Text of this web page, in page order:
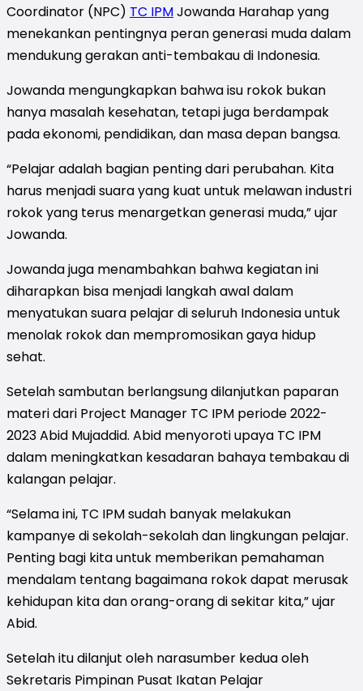
Coordinator (NPC) TC IPMJowanda Harahap yang
menekankan pentingnya peran generasi muda dalam
mendukung gerakan anti-tembakau di Indonesia.
Jowanda mengungkapkan bahwa isu rokok bukan
hanya masalah kesehatan, tetapi juga berdampak
pada ekonomi, pendidikan, dan masa depan bangsa.
“Pelajar adalah bagian penting dari perubahan. Kita
harus menjadi suara yang kuat untuk melawan industri
rokok yang terus menargetkan generasi muda,” ujar
Jowanda.
Jowanda juga menambahkan bahwa kegiatan ini
diharapkan bisa menjadi langkah awal dalam
menyatukan suara pelajar di seluruh Indonesia untuk
menolak rokok dan mempromosikan gaya hidup
sehat.
Setelah sambutan berlangsung dilanjutkan paparan
materi dari Project Manager TC IPM periode 2022-
2023 Abid Mujaddid. Abid menyoroti upaya TC IPM
dalam meningkatkan kesadaran bahaya tembakau di
kalangan pelajar.
“Selama ini, TC IPM sudah banyak melakukan
kampanye di sekolah-sekolah dan lingkungan pelajar.
Penting bagi kita untuk memberikan pemahaman
mendalam tentang bagaimana rokok dapat merusak
kehidupan kita dan orang-orang di sekitar kita,” ujar
Abid.
Setelah itu dilanjut oleh narasumber kedua oleh
Sekretaris Pimpinan Pusat Ikatan Pelajar